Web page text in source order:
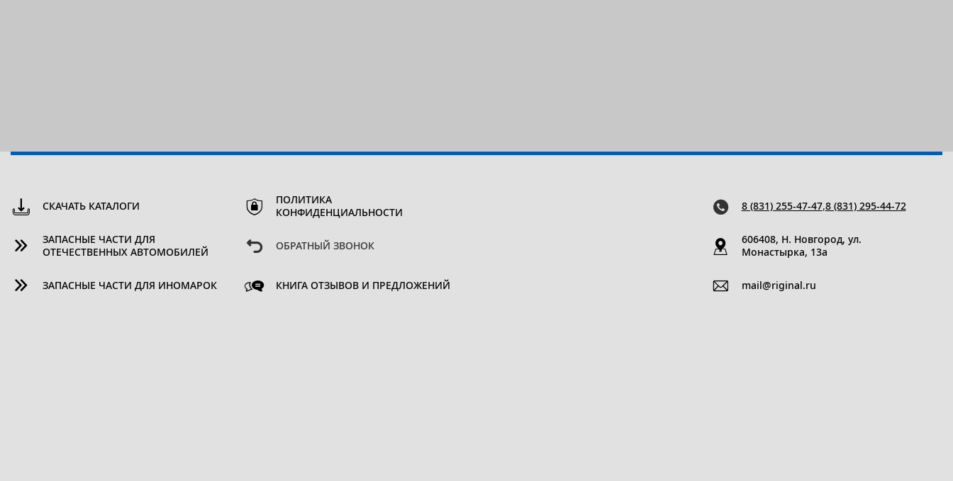
СКАЧАТЬ КАТАЛОГИ
ЗАПАСНЫЕ ЧАСТИ ДЛЯ
ОТЕЧЕСТВЕННЫХ АВТОМОБИЛЕЙ
ЗАПАСНЫЕ ЧАСТИ ДЛЯ ИНОМАРОК
ПОЛИТИКА
КОНФИДЕНЦИАЛЬНОСТИ
ОБРАТНЫЙ ЗВОНОК
КНИГА ОТЗЫВОВ И ПРЕДЛОЖЕНИЙ
8 (831) 255-47-47,8 (831) 295-44-72
606408, Н. Новгород, ул.
Монастырка, 13a
mail@riginal.ru